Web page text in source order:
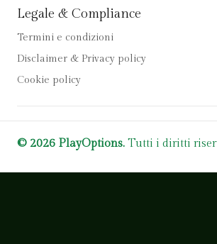
Legale & Compliance
Termini e condizioni
Disclaimer & Privacy policy
Cookie policy
© 2026 PlayOptions. Tutti i diritti